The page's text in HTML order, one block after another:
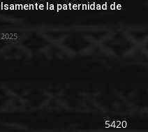
la paternidad de
5420